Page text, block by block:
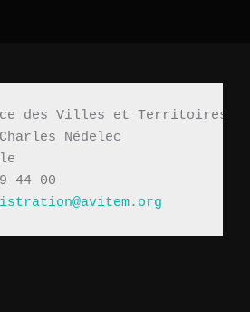
des Villes et Territoires
Nédelec
44 00